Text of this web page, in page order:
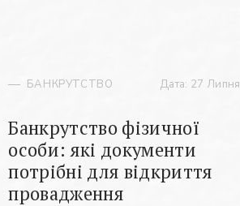
БАНКРУТСТВО Дата: 27 Липня
Банкрутство фізичної
особи: які документи
потрібні для відкриття
провадження